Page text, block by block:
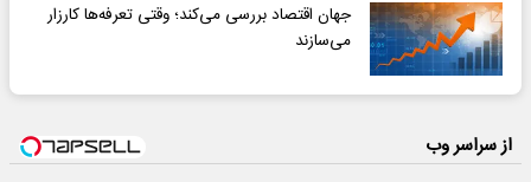
جهان اقتصاد بررسی می‌کند؛ وقتی تعرفه‌ها کارزار
می‌سازند
از سراسر وب